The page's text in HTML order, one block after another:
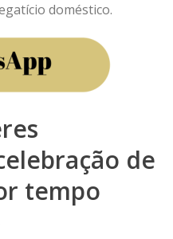
doméstico.
de
tempo